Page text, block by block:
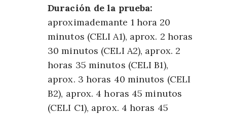
Duración de la prueba:
aproximademante 1 hora 20
minutos (CELI A1), aprox. 2 horas
30 minutos (CELI A2), aprox. 2
horas 35 minutos (CELI B1),
aprox. 3 horas 40 minutos (CELI
B2), aprox. 4 horas 45 minutos
(CELI C1), aprox. 4 horas 45